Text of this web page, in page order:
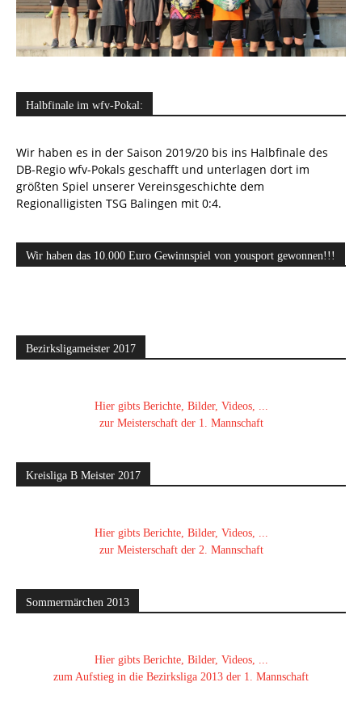
Halbfinale im wfv-Pokal:
Wir haben es in der Saison 2019/20 bis ins Halbfinale des
DB-Regio wfv-Pokals geschafft und unterlagen dort im
größten Spiel unserer Vereinsgeschichte dem
Regionalligisten TSG Balingen mit 0:4.
Wir haben das 10.000 Euro Gewinnspiel von yousport gewonnen!!!
Bezirksligameister 2017
Hier gibts Berichte, Bilder, Videos, ...
zur Meisterschaft der 1. Mannschaft
Kreisliga B Meister 2017
Hier gibts Berichte, Bilder, Videos, ...
zur Meisterschaft der 2. Mannschaft
Sommermärchen 2013
Hier gibts Berichte, Bilder, Videos, ...
zum Aufstieg in die Bezirksliga 2013 der 1. Mannschaft